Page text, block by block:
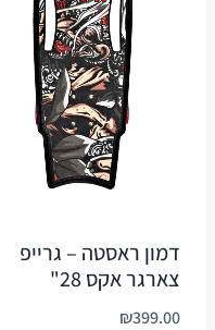
דמון ראסטה – גרייפ
צארגר אקס 28"
₪399.00